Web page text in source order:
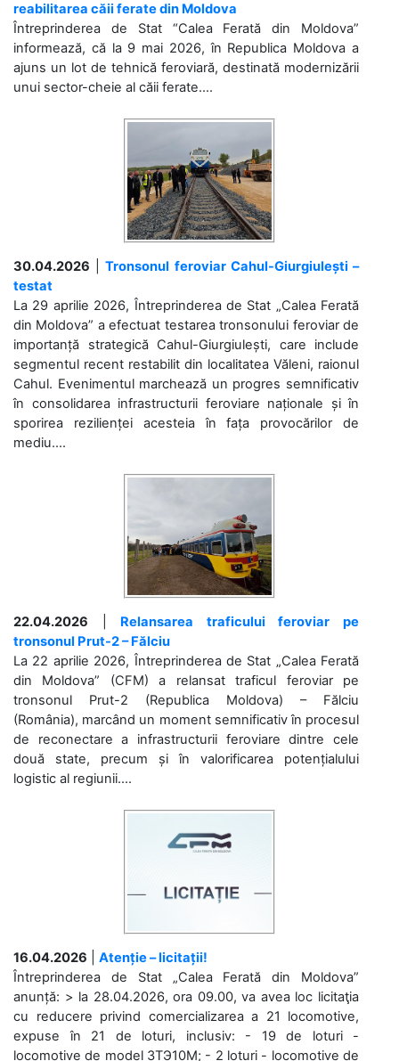
reabilitarea căii ferate din Moldova
Întreprinderea de Stat “Calea Ferată din Moldova”
informează, că la 9 mai 2026, în Republica Moldova a
ajuns un lot de tehnică feroviară, destinată modernizării
unui sector-cheie al căii ferate....
30.04.2026 |Tronsonul feroviar Cahul-Giurgiulești –
testat
La 29 aprilie 2026, Întreprinderea de Stat „Calea Ferată
din Moldova” a efectuat testarea tronsonului feroviar de
importanță strategică Cahul-Giurgiulești, care include
segmentul recent restabilit din localitatea Văleni, raionul
Cahul. Evenimentul marchează un progres semnificativ
în consolidarea infrastructurii feroviare naționale și în
sporirea rezilienței acesteia în fața provocărilor de
mediu....
22.04.2026
Relansarea traficului feroviar pe
tronsonul Prut-2 – Fălciu
La 22 aprilie 2026, Întreprinderea de Stat „Calea Ferată
din Moldova” (CFM) a relansat traficul feroviar pe
tronsonul Prut-2 (Republica Moldova) – Fălciu
(România), marcând un moment semnificativ în procesul
de reconectare a infrastructurii feroviare dintre cele
două state, precum și în valorificarea potențialului
logistic al regiunii....
16.04.2026
Atenție – licitații!
Întreprinderea de Stat „Calea Ferată din Moldova”
anunță: > la 28.04.2026, ora 09.00, va avea loc licitaţia
cu reducere privind comercializarea a 21 locomotive,
expuse în 21 de loturi, inclusiv: - 19 de loturi -
locomotive de model 3ТЭ10М; - 2 loturi - locomotive de